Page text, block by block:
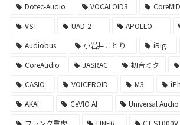
Dotec-Audio
VOCALOID3
VST
UAD-2 APOLLO
Audiobus
小岩井ことり iRig
CoreAudio
JASRAC 初音ミク
CASIO
VOICEROID M3
AKAI
CeVIO AI Universal Audio
フランク重虎
LINE6 CT-S1000V